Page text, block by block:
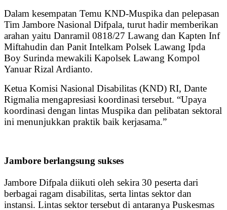
Dalam kesempatan Temu KND-Muspika dan pelepasan
Tim Jambore Nasional Difpala, turut hadir memberikan
arahan yaitu Danramil 0818/27 Lawang dan Kapten Inf
Miftahudin dan Panit Intelkam Polsek Lawang Ipda
Boy Surinda mewakili Kapolsek Lawang Kompol
Yanuar Rizal Ardianto.
Ketua Komisi Nasional Disabilitas (KND) RI, Dante
Rigmalia mengapresiasi koordinasi tersebut. “Upaya
koordinasi dengan lintas Muspika dan pelibatan sektoral
ini menunjukkan praktik baik kerjasama.”
Jambore berlangsung sukses
Jambore Difpala diikuti oleh sekira 30 peserta dari
berbagai ragam disabilitas, serta lintas sektor dan
instansi. Lintas sektor tersebut di antaranya Puskesmas